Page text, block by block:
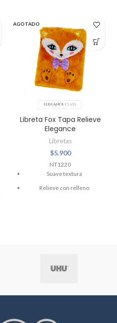
AGOTADO
Libreta Fox Tapa Relieve
Elegance
Libretas
$5.900
NT1220
Suave textura
Relieve con relleno